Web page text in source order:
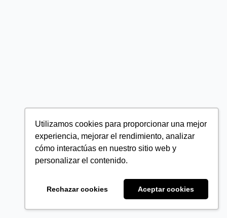
Utilizamos cookies para proporcionar una mejor
experiencia, mejorar el rendimiento, analizar
cómo interactúas en nuestro sitio web y
personalizar el contenido.
Rechazar cookies Aceptar cookies